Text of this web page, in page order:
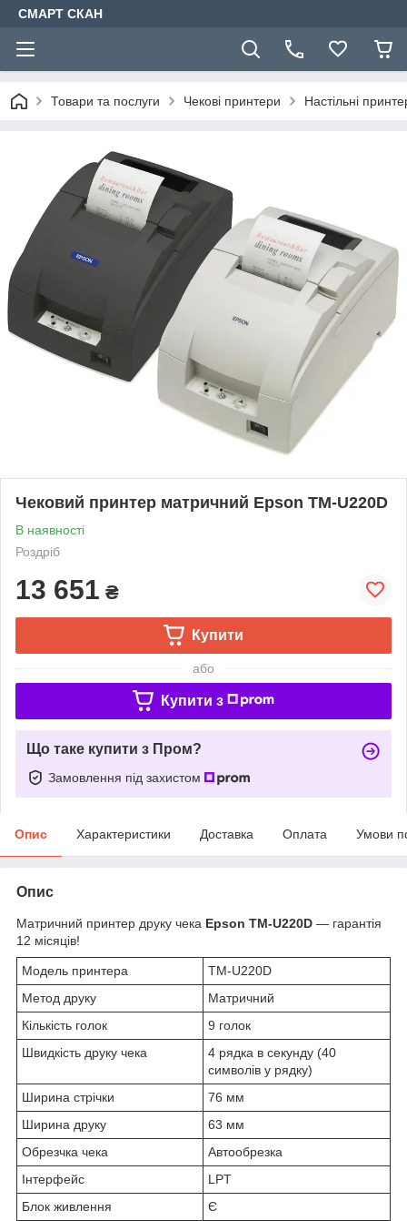
СМАРТ СКАН
Товари та послуги Чекові принтери Настільні
Чековий принтер матричний Epson TM-U220D
В наявності
Роздріб
13 651 ₴
Купити
або
Купити з
Що таке купити з Пром?
Замовлення під захистом
Опис Характеристики Доставка Оплата Умови
Опис
Матричний принтер друку чека Epson TM-U220D — гарантія
12 місяців!
Модель принтера
TM-U220D
Метод друку
Матричний
Кількість голок
9 голок
Швидкість друку чека
4 рядка в секунду (40
символів у рядку)
Ширина стрічки
76 мм
Ширина друку
63 мм
Обрезчка чека
Автообрезка
Інтерфейс
LPT
Блок живлення
Є